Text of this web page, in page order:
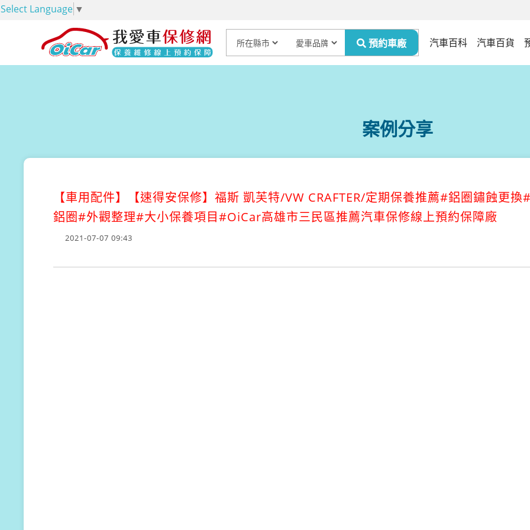
Select Language ▼
汽車百科 汽車百貨
案例分享
【車用配件】
【速得安保修】福斯 凱芙特/VW CRAFTER/定期保養推薦#鋁圈鏽蝕更換
鋁圈#外觀整理#大小保養項目#OiCar高雄市三民區推薦汽車保修線上預約保障廠
2021-07-07 09:43